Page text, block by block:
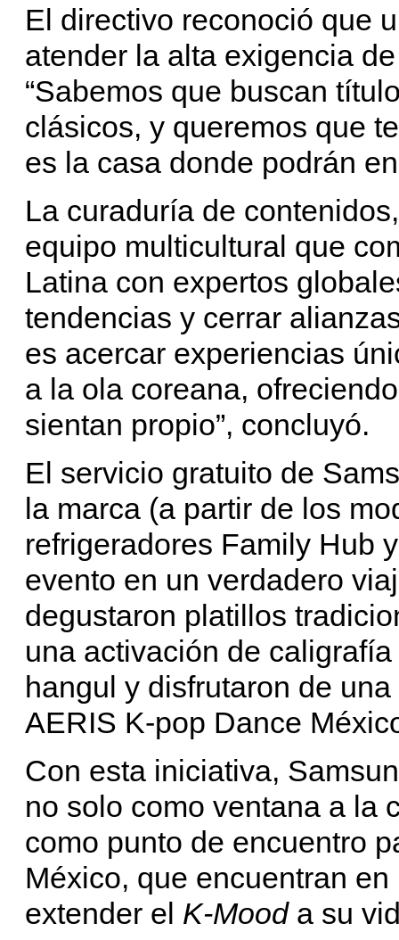
El directivo reconoció que
atender la alta exigencia
“Sabemos que buscan
clásicos, y queremos que
es la casa donde podrán
La curaduría de
equipo multicultural que
Latina con expertos
tendencias y cerrar
es acercar experiencias
a la ola coreana,
sientan propio”, concluyó.
El servicio gratuito de
la marca (a partir de los
refrigeradores Family Hub
evento en un verdadero
degustaron platillos
una activación de
hangul y disfrutaron de
AERIS K-pop Dance
Con esta iniciativa,
no solo como ventana a la
como punto de encuentro
México, que encuentran
extender el K-Mood a su